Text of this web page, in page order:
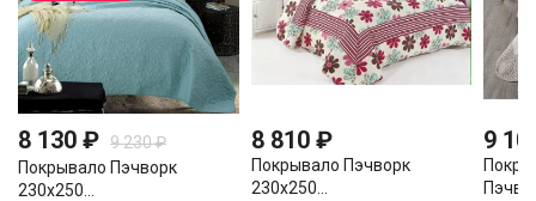
8 130 ₽ 9 230 ₽
Покрывало Пэчворк
230х250...
8 810 ₽
Покрывало Пэчворк
230х250...
9